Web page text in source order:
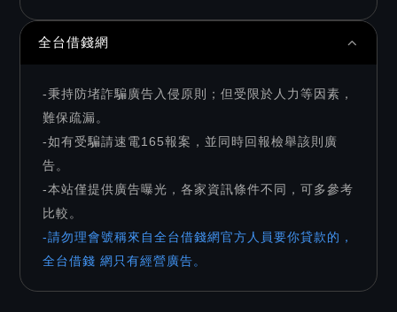
全台借錢網
-秉持防堵詐騙廣告入侵原則；但受限於人力等因素，
難保疏漏。
-如有受騙請速電165報案，並同時回報檢舉該則廣
告。
-本站僅提供廣告曝光，各家資訊條件不同，可多參考
比較。
-請勿理會號稱來自全台借錢網官方人員要你貸款的，
全台借錢 網只有經營廣告。